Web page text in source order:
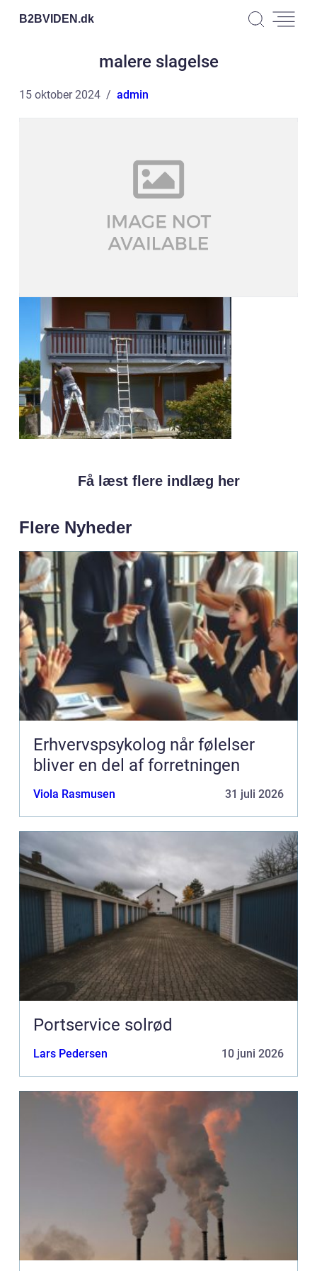
B2BVIDEN.dk
malere slagelse
15 oktober 2024 admin
Få læst flere indlæg her
Flere Nyheder
Erhvervspsykolog når følelser
bliver en del af forretningen
Viola Rasmusen 31 juli 2026
Portservice solrød
Lars Pedersen 10 juni 2026